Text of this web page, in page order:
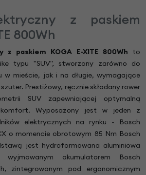
z paskiem
800Wh
z paskiem KOGA E-XITE 800Wh
to
typu "SUV", stworzony zarówno do
w mieście, jak i na długie, wymagające
Prestiżowy, ręcznie składany rower
SUV zapewniającej optymalną
Wyposażony jest w jeden z
elektrycznych na rynku - Bosch
o momencie obrotowym 85 Nm Bosch
jest hydroformowana aluminiowa
akumulatorem Bosch
zintegrowanym pod ergonomicznym